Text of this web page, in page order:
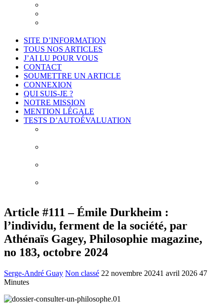
SITE D’INFORMATION
TOUS NOS ARTICLES
J’AI LU POUR VOUS
CONTACT
SOUMETTRE UN ARTICLE
CONNEXION
QUI SUIS-JE ?
NOTRE MISSION
MENTION LÉGALE
TESTS D’AUTOÉVALUATION
Article #111 – Émile Durkheim :
l’individu, ferment de la société, par
Athénaïs Gagey, Philosophie magazine,
no 183, octobre 2024
Serge-André Guay Non classé 22 novembre 20241 avril 2026 47
Minutes